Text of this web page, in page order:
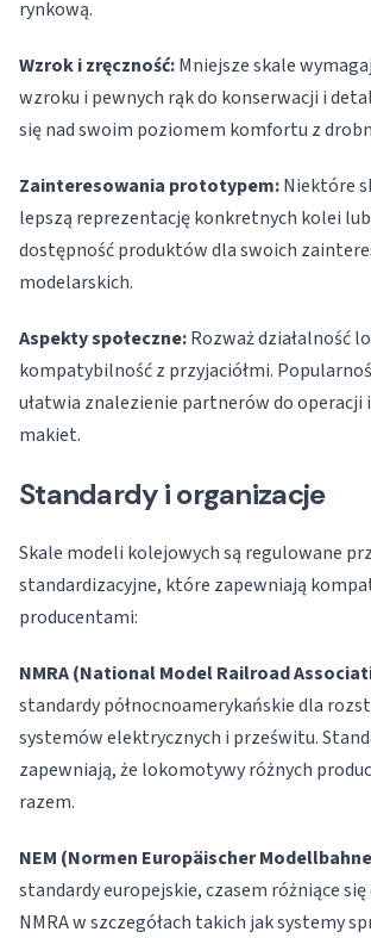
rynkową.
Wzrok i zręczność:Mniejsze skale
wzroku i pewnych rąk do konserwacji i
się nad swoim poziomem komfortu z
Zainteresowania prototypem:Niektóre
lepszą reprezentację konkretnych kolei
dostępność produktów dla swoich
modelarskich.
Aspekty społeczne:Rozważ działalność
kompatybilność z przyjaciółmi.
ułatwia znalezienie partnerów do operacji
makiet.
Standardy i organizacje
Skale modeli kolejowych są regulowane
standardizacyjne, które zapewniają
producentami:
NMRA (National Model Railroad
standardy północnoamerykańskie dla
systemów elektrycznych i prześwitu.
zapewniają, że lokomotywy różnych
razem.
NEM (Normen Europäischer
standardy europejskie, czasem różniące
NMRA w szczegółach takich jak systemy